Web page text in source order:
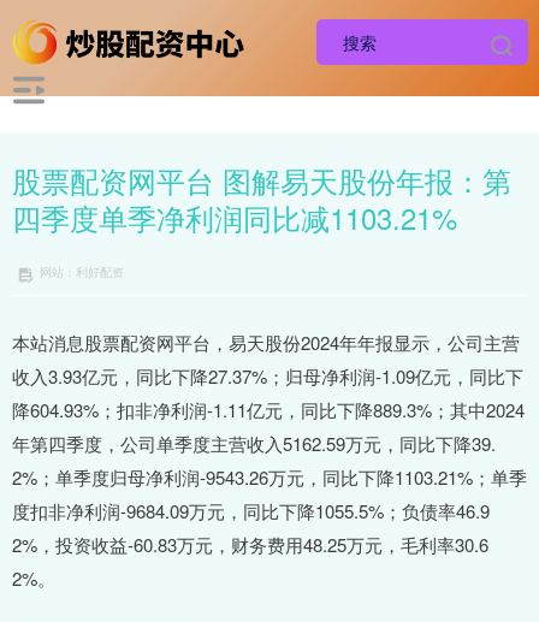
股票配资网平台 图解易天股份年报：第
四季度单季净利润同比减1103.21%
网站：利好配资
本站消息股票配资网平台，易天股份2024年年报显示，公司主营
收入3.93亿元，同比下降27.37%；归母净利润-1.09亿元，同比下
降604.93%；扣非净利润-1.11亿元，同比下降889.3%；其中2024
年第四季度，公司单季度主营收入5162.59万元，同比下降39.
2%；单季度归母净利润-9543.26万元，同比下降1103.21%；单季
度扣非净利润-9684.09万元，同比下降1055.5%；负债率46.9
2%，投资收益-60.83万元，财务费用48.25万元，毛利率30.6
2%。